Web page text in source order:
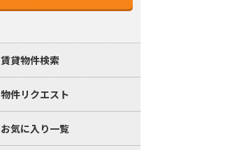
賃貸物件検索
物件リクエスト
お気に入り一覧